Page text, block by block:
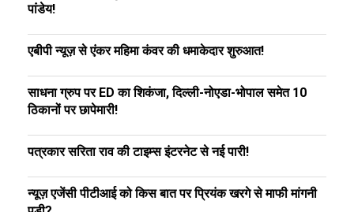
पांडेय!
एबीपी न्यूज़ से एंकर महिमा कंवर की धमाकेदार शुरुआत!
साधना ग्रुप पर ED का शिकंजा, दिल्ली-नोएडा-भोपाल समेत 10
ठिकानों पर छापेमारी!
पत्रकार सरिता राव की टाइम्स इंटरनेट से नई पारी!
न्यूज़ एजेंसी पीटीआई को किस बात पर प्रियंक खरगे से माफी मांगनी